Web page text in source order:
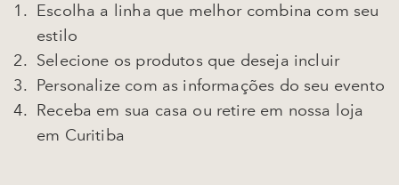
Escolha a linha que melhor combina com seu
estilo
Selecione os produtos que deseja incluir
Personalize com as informações do seu evento
Receba em sua casa ou retire em nossa loja
em Curitiba